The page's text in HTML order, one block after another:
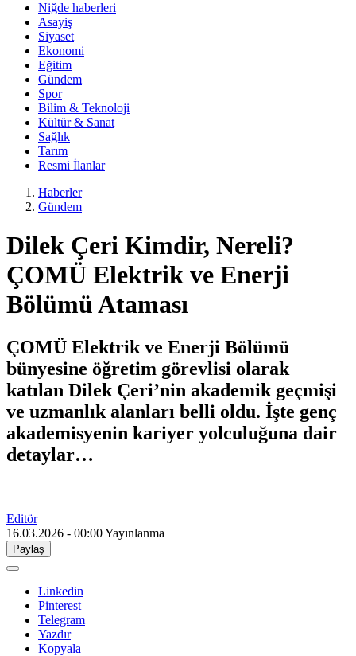
Niğde haberleri
Asayiş
Siyaset
Ekonomi
Eğitim
Gündem
Spor
Bilim & Teknoloji
Kültür & Sanat
Sağlık
Tarım
Resmi İlanlar
Haberler
Gündem
Dilek Çeri Kimdir, Nereli?
ÇOMÜ Elektrik ve Enerji
Bölümü Ataması
ÇOMÜ Elektrik ve Enerji Bölümü
bünyesine öğretim görevlisi olarak
katılan Dilek Çeri’nin akademik geçmişi
ve uzmanlık alanları belli oldu. İşte genç
akademisyenin kariyer yolculuğuna dair
detaylar…
Editör
16.03.2026 - 00:00Yayınlanma
Paylaş
Linkedin
Pinterest
Telegram
Yazdır
Kopyala